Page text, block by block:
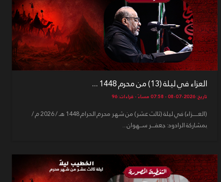
العزاء في ليلة (13) من محرم 1448 ...
تاريخ: 2026-07-08 - 07:58 مساءً - قراءات: 96
(العـــــزاء) في ليلة (ثالث عشر) من شهر محرم الحرام 1448 هـ / 2026 م /
بمشاركة الرادود: جعفـــر ســهوان...